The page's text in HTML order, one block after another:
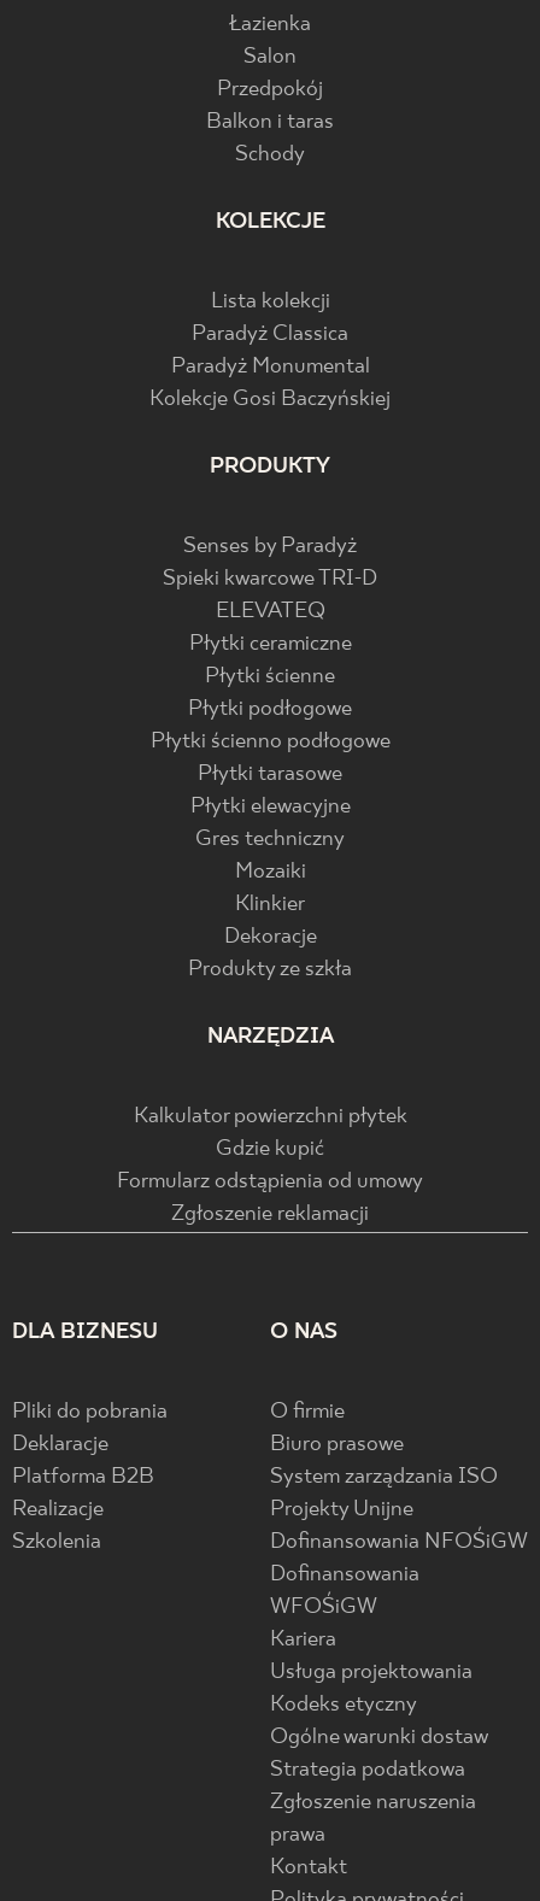
Łazienka
Salon
Przedpokój
Balkon i taras
Schody
KOLEKCJE
Lista kolekcji
Paradyż Classica
Paradyż Monumental
Kolekcje Gosi Baczyńskiej
PRODUKTY
Senses by Paradyż
Spieki kwarcowe TRI-D
ELEVATEQ
Płytki ceramiczne
Płytki ścienne
Płytki podłogowe
Płytki ścienno podłogowe
Płytki tarasowe
Płytki elewacyjne
Gres techniczny
Mozaiki
Klinkier
Dekoracje
Produkty ze szkła
NARZĘDZIA
Kalkulator powierzchni płytek
Gdzie kupić
Formularz odstąpienia od umowy
Zgłoszenie reklamacji
DLA BIZNESU
Pliki do pobrania
Deklaracje
Platforma B2B
Realizacje
Szkolenia
O NAS
O firmie
Biuro prasowe
System zarządzania ISO
Projekty Unijne
Dofinansowania NFOŚiGW
Dofinansowania
WFOŚiGW
Kariera
Usługa projektowania
Kodeks etyczny
Ogólne warunki dostaw
Strategia podatkowa
Zgłoszenie naruszenia
prawa
Kontakt